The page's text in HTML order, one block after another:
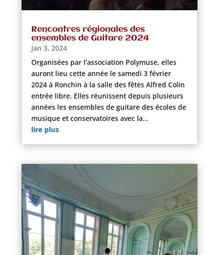
Rencontres régionales des
ensembles de Guitare 2024
Jan 3, 2024
Organisées par l'association Polymuse, elles
auront lieu cette année le samedi 3 février
2024 à Ronchin à la salle des fêtes Alfred Colin
entrée libre. Elles réunissent depuis plusieurs
années les ensembles de guitare des écoles de
musique et conservatoires avec la...
lire plus